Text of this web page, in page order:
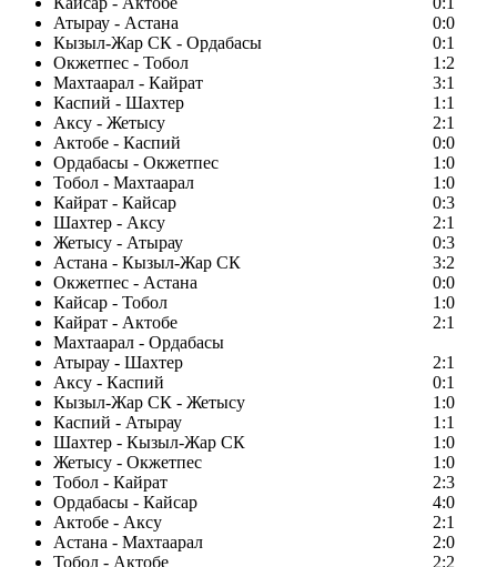
Атырау - Астана
0:0
Кызыл-Жар СК - Ордабасы
0:1
Окжетпес - Тобол
1:2
Махтаарал - Кайрат
3:1
Каспий - Шахтер
1:1
Аксу - Жетысу
2:1
Актобе - Каспий
0:0
Ордабасы - Окжетпес
1:0
Тобол - Махтаарал
1:0
Кайрат - Кайсар
0:3
Шахтер - Аксу
2:1
Жетысу - Атырау
0:3
Астана - Кызыл-Жар СК
3:2
Окжетпес - Астана
0:0
Кайсар - Тобол
1:0
Кайрат - Актобе
2:1
Махтаарал - Ордабасы
Атырау - Шахтер
2:1
Аксу - Каспий
0:1
Кызыл-Жар СК - Жетысу
1:0
Каспий - Атырау
1:1
Шахтер - Кызыл-Жар СК
1:0
Жетысу - Окжетпес
1:0
Тобол - Кайрат
2:3
Ордабасы - Кайсар
4:0
Актобе - Аксу
2:1
Астана - Махтаарал
2:0
Тобол - Актобе
2:2